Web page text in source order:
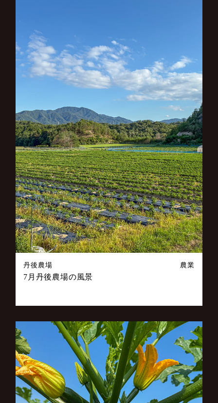
丹後農場 農業
7月丹後農場の風景